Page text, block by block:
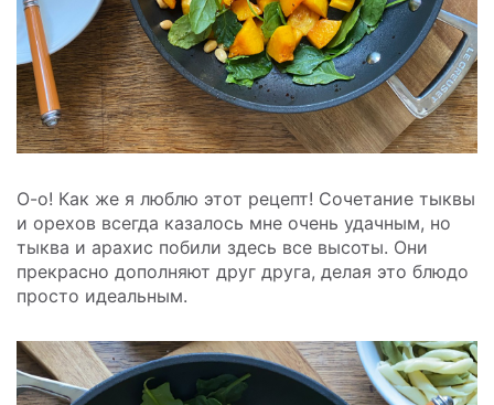
О-о! Как же я люблю этот рецепт! Сочетание тыквы
и орехов всегда казалось мне очень удачным, но
тыква и арахис побили здесь все высоты. Они
прекрасно дополняют друг друга, делая это блюдо
просто идеальным.